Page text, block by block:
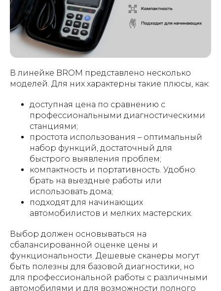
В линейке BROM представлено несколько
моделей. Для них характерны такие плюсы, как:
доступная цена по сравнению с
профессиональными диагностическими
станциями;
простота использования – оптимальный
набор функций, достаточный для
быстрого выявления проблем;
компактность и портативность. Удобно
брать на выездные работы или
использовать дома;
подходят для начинающих
автомобилистов и мелких мастерских.
Выбор должен основываться на
сбалансированной оценке цены и
функциональности. Дешевые сканеры могут
быть полезны для базовой диагностики, но
для профессиональной работы с различными
автомобилями и для возможности полного